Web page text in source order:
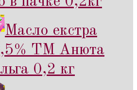
Масло екстра
ТМ Анюта
0,2 кг